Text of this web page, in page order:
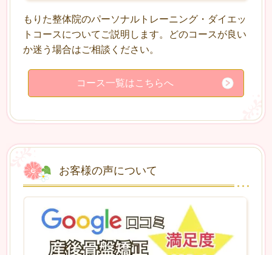
もりた整体院のパーソナルトレーニング・ダイエッ
トコースについてご説明します。どのコースが良い
か迷う場合はご相談ください。
コース一覧はこちらへ
お客様の声について